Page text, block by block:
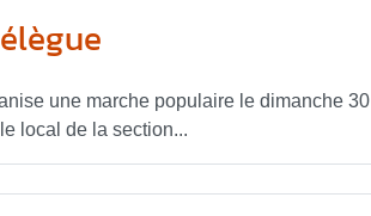
une marche populaire le dimanche 30
local de la section...